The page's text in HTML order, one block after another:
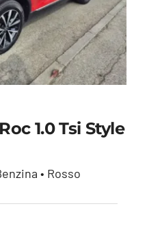
Roc 1.0
1.0 Tsi Style
• Rosso